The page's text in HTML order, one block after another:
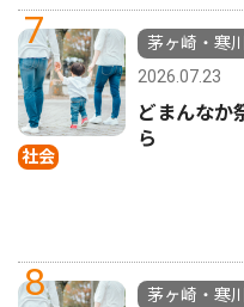
7
社会
茅ヶ崎・寒川
2026.07.23
どまんな
ら
8
茅ヶ崎・寒川